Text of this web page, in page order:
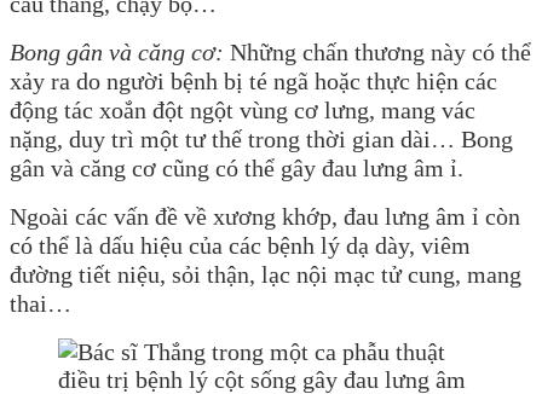
Bong gân và căng cơ: Những chấn thương này có thể
xảy ra do người bệnh bị té ngã hoặc thực hiện các
động tác xoắn đột ngột vùng cơ lưng, mang vác
nặng, duy trì một tư thế trong thời gian dài… Bong
gân và căng cơ cũng có thể gây đau lưng âm ỉ.
Ngoài các vấn đề về xương khớp, đau lưng âm ỉ còn
có thể là dấu hiệu của các bệnh lý dạ dày, viêm
đường tiết niệu, sỏi thận, lạc nội mạc tử cung, mang
thai…